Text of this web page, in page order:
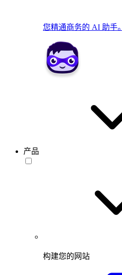
您精通商务的 AI 助手。
产品
构建您的网站